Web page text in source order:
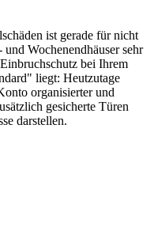
ist gerade für nicht
Wochenendhäuser sehr
bei Ihrem
liegt: Heutzutage
organisierter und
gesicherte Türen
darstellen.